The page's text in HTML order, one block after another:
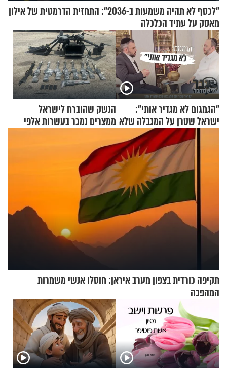
"לכסף לא תהיה משמעות ב-2036": התחזית הדרמטית של אילון
מאסק על עתיד הכלכלה
"הגמגום לא מגדיר אותי":
ישראל שטרן על המגבלה שלא
עוצרת אותו
הנשק שהוברח לישראל
ממצרים נמכר בעשרות אלפי
תקיפה כורדית בצפון מערב איראן: חוסלו אנשי משמרות
המהפכה